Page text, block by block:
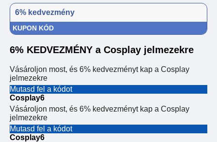
6% kedvezmény
KUPON KÓD
6% KEDVEZMÉNY a Cosplay jelmezekre
Vásároljon most, és 6% kedvezményt kap a Cosplay
jelmezekre
Mutasd fel a kódot
Cosplay6
Vásároljon most, és 6% kedvezményt kap a Cosplay
jelmezekre
Mutasd fel a kódot
Cosplay6